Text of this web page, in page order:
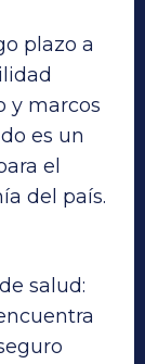
plazo a
y marcos
es un
el
del país.
salud: